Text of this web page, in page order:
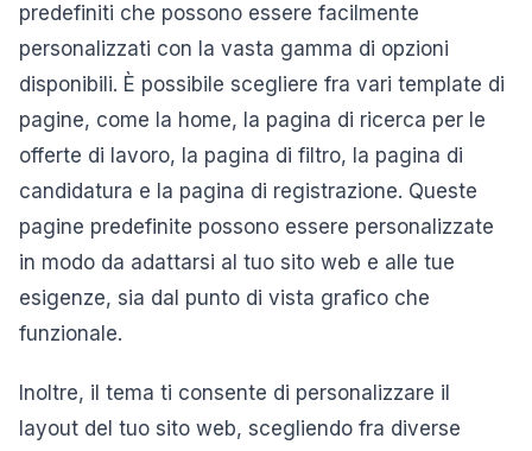
predefiniti che possono essere facilmente
personalizzati con la vasta gamma di opzioni
disponibili. È possibile scegliere fra vari template di
pagine, come la home, la pagina di ricerca per le
offerte di lavoro, la pagina di filtro, la pagina di
candidatura e la pagina di registrazione. Queste
pagine predefinite possono essere personalizzate
in modo da adattarsi al tuo sito web e alle tue
esigenze, sia dal punto di vista grafico che
funzionale.
Inoltre, il tema ti consente di personalizzare il
layout del tuo sito web, scegliendo fra diverse